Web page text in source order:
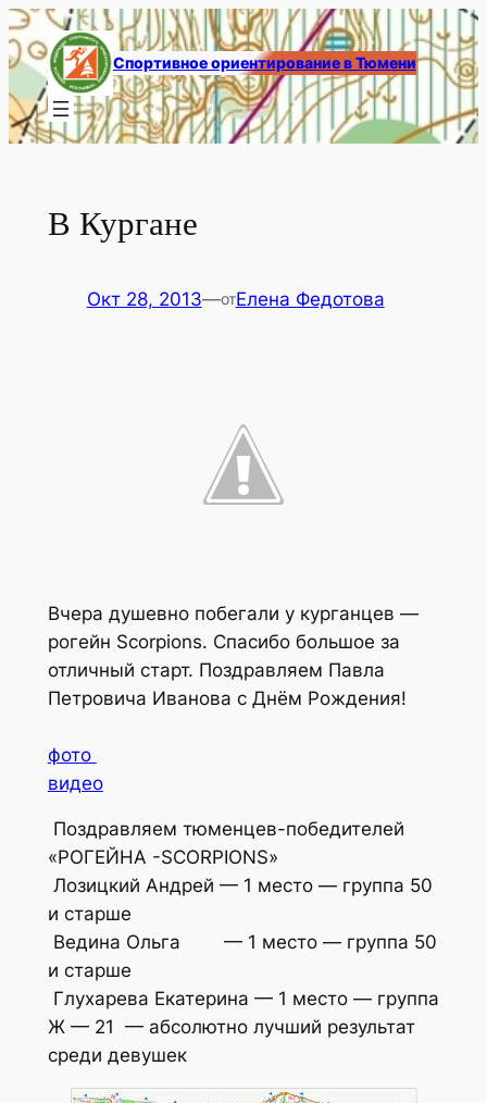
Перейти
к
содержимому
Спортивное ориентирование в Тюмени
В Кургане
Окт 28, 2013—отЕлена Федотова
Вчера душевно побегали у курганцев —
рогейн Scorpions. Спасибо большое за
отличный старт. Поздравляем Павла
Петровича Иванова с Днём Рождения!
фото
видео
Поздравляем тюменцев-победителей
«РОГЕЙНА -SCORPIONS»
Лозицкий Андрей — 1 место — группа 50
и старше
Ведина Ольга — 1 место — группа 50
и старше
Глухарева Екатерина — 1 место — группа
Ж — 21 — абсолютно лучший результат
среди девушек